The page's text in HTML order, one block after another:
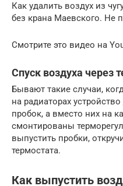
Как удалить воздух из
без крана Маевского. Не
Смотрите это видео на
Спуск воздуха через
Бывают такие случаи,
на радиаторах
пробок, а вместо них на
смонтированы
выпустить пробки,
термостата.
Как выпустить